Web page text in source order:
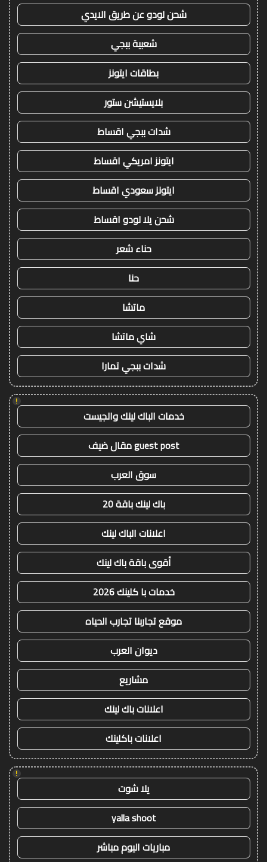
شحن لودو عن طريق الايدي
شعبية ببجي
بطاقات ايتونز
بلايستيشن ستور
شدات ببجي اقساط
ايتونز امريكي اقساط
ايتونز سعودي اقساط
شحن يلا لودو اقساط
حناء شعر
حنا
ماتشا
شاي ماتشا
شدات ببجي تمارا
!
خدمات الباك لينك والجيست
guest post مقال ضيف
سوق العرب
باك لينك باقة 20
اعلانات الباك لينك
أقوى باقة باك لينك
خدمات با كلينك 2026
موقع تجاربنا تجارب الحياه
ديوان العرب
مشاريع
اعلانات باك لينك
اعلانات باكلينك
!
يلا شوت
yalla shoot
مباريات اليوم مباشر